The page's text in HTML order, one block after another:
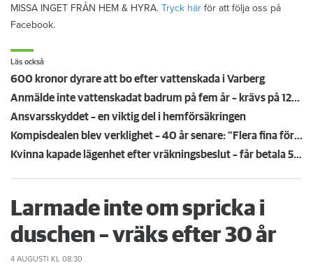
MISSA INGET FRÅN HEM & HYRA. Tryck här för att följa oss på
Facebook.
Läs också
600 kronor dyrare att bo efter vattenskada i Varberg
Anmälde inte vattenskadat badrum på fem år – krävs på 125 000 kronor
Ansvarsskyddet – en viktig del i hemförsäkringen
Kompisdealen blev verklighet – 40 år senare: "Flera fina fördelar med att dela bostad"
Kvinna kapade lägenhet efter vräkningsbeslut – får betala 50 000
Larmade inte om spricka i
duschen – vräks efter 30 år
4 AUGUSTI KL 08:30